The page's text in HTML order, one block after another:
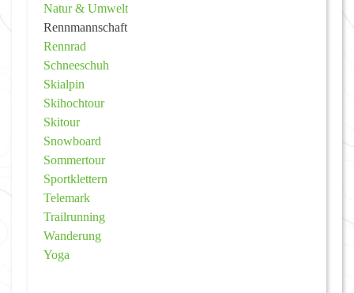
Natur & Umwelt
Rennmannschaft
Rennrad
Schneeschuh
Skialpin
Skihochtour
Skitour
Snowboard
Sommertour
Sportklettern
Telemark
Trailrunning
Wanderung
Yoga